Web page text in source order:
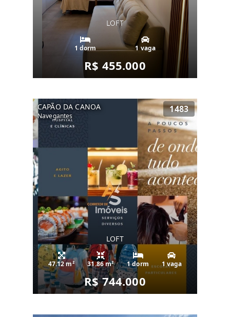
LOFT
1 dorm 1 vaga
R$ 455.000
CAPÃO DA CANOA
Navegantes
1483
LOFT
47.12 m² 31.86 m² 1 dorm 1 vaga
R$ 744.000